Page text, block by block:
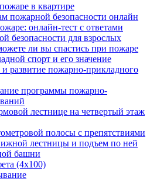
в квартире
пожарной безопасности онлайн
онлайн-тест с ответами
безопасности для взрослых
ли вы спастись при пожаре
спорт и его значение
развитие пожарно-прикладного
программы пожарно-
лестнице на четвертый этаж
полосы с препятствиями
лестницы и подъем по ней
башни
(4x100)